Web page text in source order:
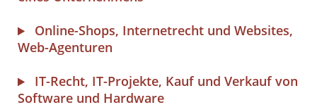
Online-Shops, Internetrecht und Websites,
Web-Agenturen
IT-Recht, IT-Projekte, Kauf und Verkauf von
Software und Hardware